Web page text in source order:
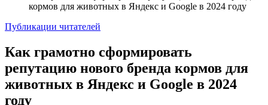
кормов для животных в Яндекс и Google в 2024 году
Публикации читателей
Как грамотно сформировать
репутацию нового бренда кормов для
животных в Яндекс и Google в 2024
году